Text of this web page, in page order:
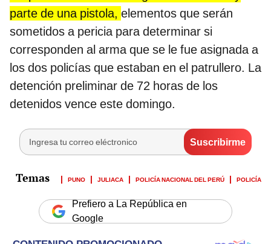
parte de una pistola, elementos que serán
sometidos a pericia para determinar si
corresponden al arma que se le fue asignada a
los dos policías que estaban en el patrullero. La
detención preliminar de 72 horas de los
detenidos vence este domingo.
PUNO JULIACA POLICÍA NACIONAL DEL PERÚ POLICÍA
Prefiero a La República en
Google